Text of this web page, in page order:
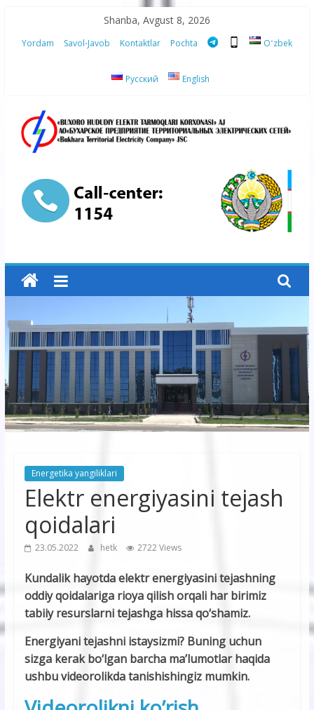
content
Shanba, Avgust 8, 2026
Yordam Savol-Javob Kontaktlar Pochta Oʻzbek
Русский English
“Buxoro
hududiy
elektr
tarmoqlari
korxonasi”
AJ
“Buxoro
hududiy
korxonasi”
Energetika yangiliklari
Elektr energiyasini tejash
qoidalari
23.05.2022 hetk 2722 Views
Kundalik hayotda elektr energiyasini tejashning
oddiy qoidalariga rioya qilish orqali har birimiz
tabiiy resurslarni tejashga hissa qo‘shamiz.
Energiyani tejashni istaysizmi? Buning uchun
sizga kerak bo‘lgan barcha ma’lumotlar haqida
ushbu videorolikda tanishishingiz mumkin.